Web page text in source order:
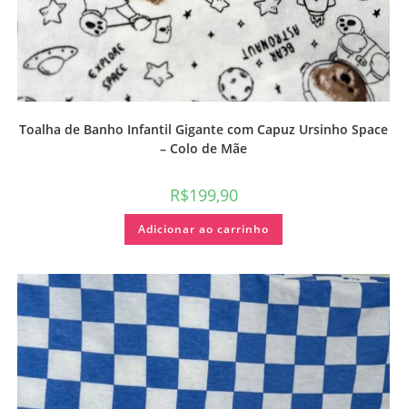
Toalha de Banho Infantil Gigante com Capuz Ursinho Space
– Colo de Mãe
R$199,90
Adicionar ao carrinho